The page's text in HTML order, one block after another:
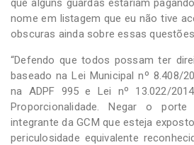
que alguns guardas estariam
nome em listagem que eu não tive
obscuras ainda sobre essas
“Defendo que todos possam ter
baseado na Lei Municipal nº 8.408/
na ADPF 995 e Lei nº 13.022/
Proporcionalidade. Negar o
integrante da GCM que esteja
periculosidade equivalente